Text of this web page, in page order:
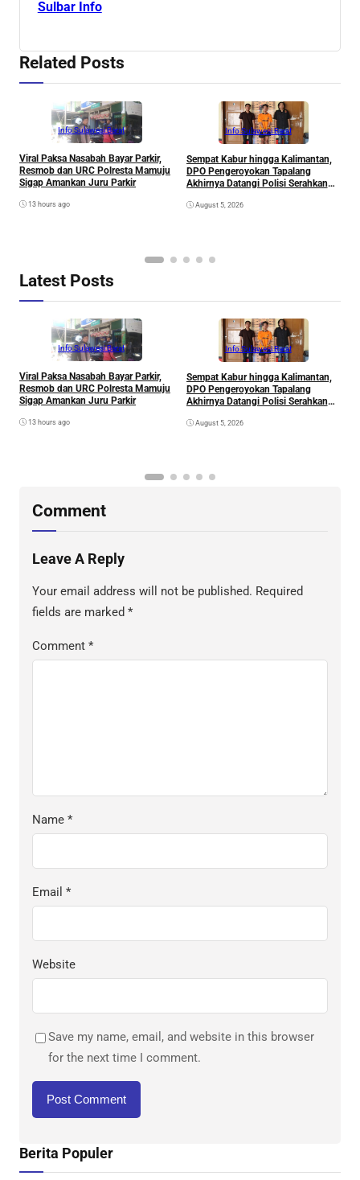
Sulbar Info
Related Posts
Info Sulawesi Barat
Viral Paksa Nasabah Bayar Parkir,
Resmob dan URC Polresta Mamuju
Sigap Amankan Juru Parkir
13 hours ago
Info Sulawesi Barat
Sempat Kabur hingga Kalimantan,
DPO Pengeroyokan Tapalang
Akhirnya Datangi Polisi Serahkan
August 5, 2026
Latest Posts
Info Sulawesi Barat
Viral Paksa Nasabah Bayar Parkir,
Resmob dan URC Polresta Mamuju
Sigap Amankan Juru Parkir
13 hours ago
Info Sulawesi Barat
Sempat Kabur hingga Kalimantan,
DPO Pengeroyokan Tapalang
Akhirnya Datangi Polisi Serahkan
August 5, 2026
Comment
Leave A Reply
Your email address will not be published. Required
fields are marked *
Comment *
Name *
Email *
Website
Save my name, email, and website in this browser
for the next time I comment.
Berita Populer